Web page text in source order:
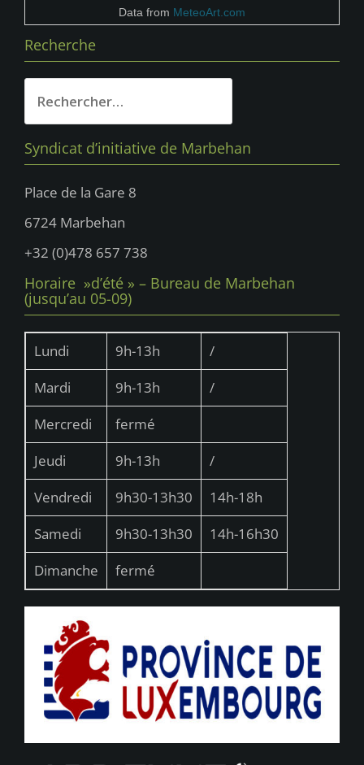
Data from MeteoArt.com
Recherche
Syndicat d’initiative de Marbehan
Place de la Gare 8
6724 Marbehan
+32 (0)478 657 738
Horaire »d’été » – Bureau de Marbehan
(jusqu’au 05-09)
Lundi 9h-13h
/
Mardi
9h-13h
/
Mercredi
fermé
Jeudi
9h-13h
/
Vendredi
9h30-13h30
14h-18h
Samedi
9h30-13h30
14h-16h30
Dimanche
fermé